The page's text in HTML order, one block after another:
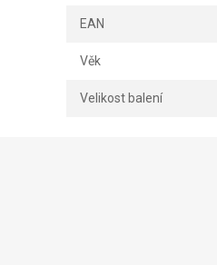
EAN
Věk
Velikost balení